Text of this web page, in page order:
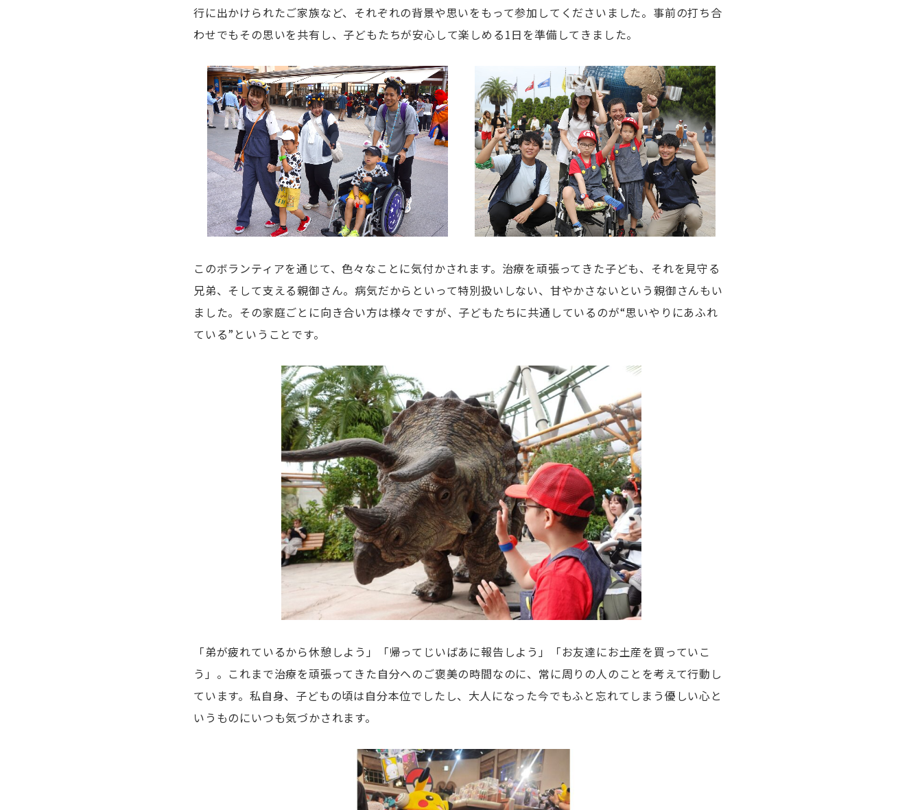
行に出かけられたご家族など、それぞれの背景や思いをもって参加してくださいました。事前の打ち合
わせでもその思いを共有し、子どもたちが安心して楽しめる1日を準備してきました。
このボランティアを通じて、色々なことに気付かされます。治療を頑張ってきた子ども、それを見守る
兄弟、そして支える親御さん。病気だからといって特別扱いしない、甘やかさないという親御さんもい
ました。その家庭ごとに向き合い方は様々ですが、子どもたちに共通しているのが“思いやりにあふれ
ている”ということです。
「弟が疲れているから休憩しよう」「帰ってじいばあに報告しよう」「お友達にお土産を買っていこ
う」。これまで治療を頑張ってきた自分へのご褒美の時間なのに、常に周りの人のことを考えて行動し
ています。私自身、子どもの頃は自分本位でしたし、大人になった今でもふと忘れてしまう優しい心と
いうものにいつも気づかされます。